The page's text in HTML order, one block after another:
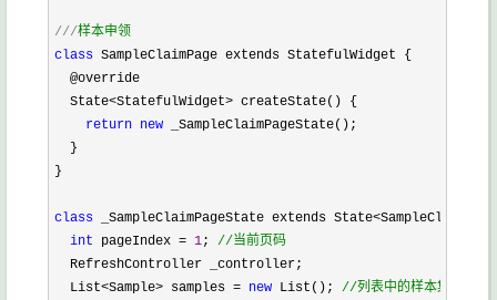
///样本申领
class SampleClaimPage extends StatefulWidget {
  @override
  State
<StatefulWidget> createState() {
return new _SampleClaimPageState();
  }
}
class _SampleClaimPageState extends
int pageIndex = 1; //当前页码
  RefreshController _controller;
  List
<Sample> samples = new List(); //列表中的样本集合